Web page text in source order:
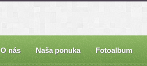
O nás Naša ponuka Fotoalbum